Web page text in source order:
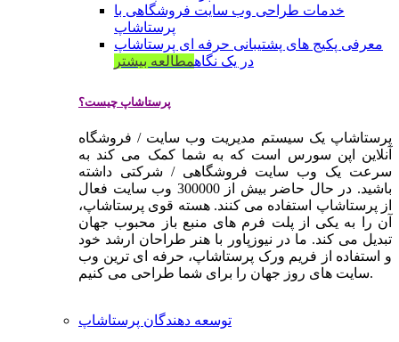
خدمات طراحی وب سایت فروشگاهی با
پرستاشاپ
معرفی پکیج های پشتیبانی حرفه ای پرستاشاپ
در یک نگاهمطالعه بیشتر
پرستاشاپ چیست؟
پرستاشاپ یک سیستم مدیریت وب سایت / فروشگاه
آنلاین اپن سورس است که به شما کمک می کند به
سرعت یک وب سایت فروشگاهی / شرکتی داشته
باشید. در حال حاضر بیش از 300000 وب سایت فعال
از پرستاشاپ استفاده می کنند. هسته قوی پرستاشاپ،
آن را به یکی از پلت فرم های منبع باز محبوب جهان
تبدیل می کند. ما در نیوزپاور با هنر طراحان ارشد خود
و استفاده از فریم ورک پرستاشاپ، حرفه ای ترین وب
سایت های روز جهان را برای شما طراحی می کنیم.
توسعه دهندگان پرستاشاپ